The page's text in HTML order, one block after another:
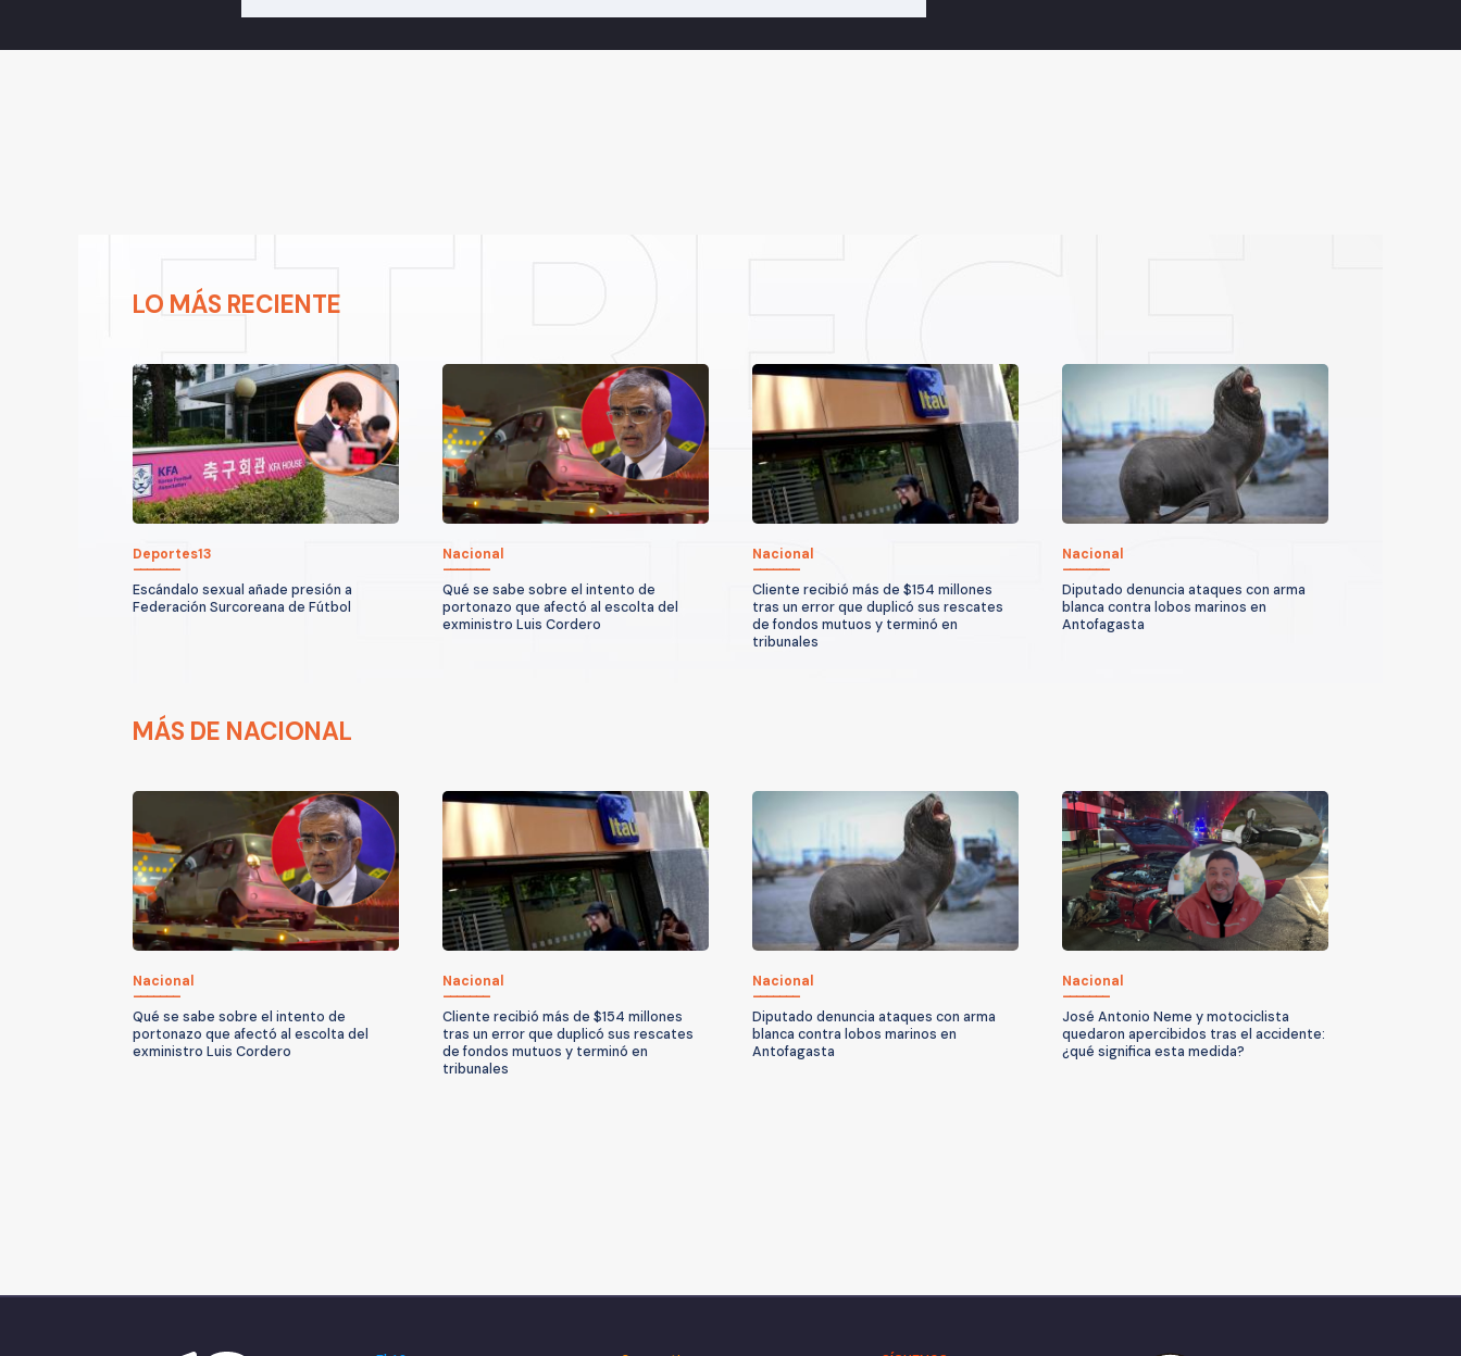
LO MÁS RECIENTE
Deportes13
Escándalo sexual añade presión a
Federación Surcoreana de Fútbol
Nacional
Qué se sabe sobre el intento de
portonazo que afectó al escolta del
exministro Luis Cordero
Nacional
Cliente recibió más de $154 millones
tras un error que duplicó sus rescates
de fondos mutuos y terminó en
tribunales
Nacional
Diputado denuncia ataques con arma
blanca contra lobos marinos en
Antofagasta
MÁS DE NACIONAL
Nacional
Qué se sabe sobre el intento de
portonazo que afectó al escolta del
exministro Luis Cordero
Nacional
Cliente recibió más de $154 millones
tras un error que duplicó sus rescates
de fondos mutuos y terminó en
tribunales
Nacional
Diputado denuncia ataques con arma
blanca contra lobos marinos en
Antofagasta
Nacional
José Antonio Neme y motociclista
quedaron apercibidos tras el accidente:
¿qué significa esta medida?